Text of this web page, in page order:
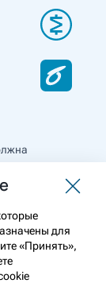
и лечения
врача. Перед
для
«Принять»,